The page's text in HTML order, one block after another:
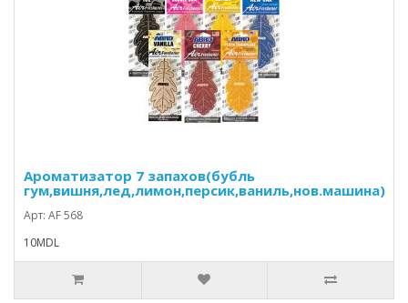
Ароматизатор 7 запахов(бубль
гум,вишня,лед,лимон,персик,ваниль,нов.машина)
Арт: AF 568
10MDL